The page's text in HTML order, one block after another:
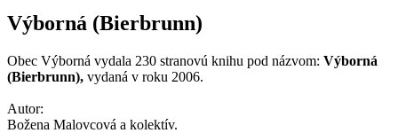
Výborná (Bierbrunn)
Obec Výborná vydala 230 stranovú knihu pod názvom: Výborná
(Bierbrunn), vydaná v roku 2006.
Autor:
Božena Malovcová a kolektív.